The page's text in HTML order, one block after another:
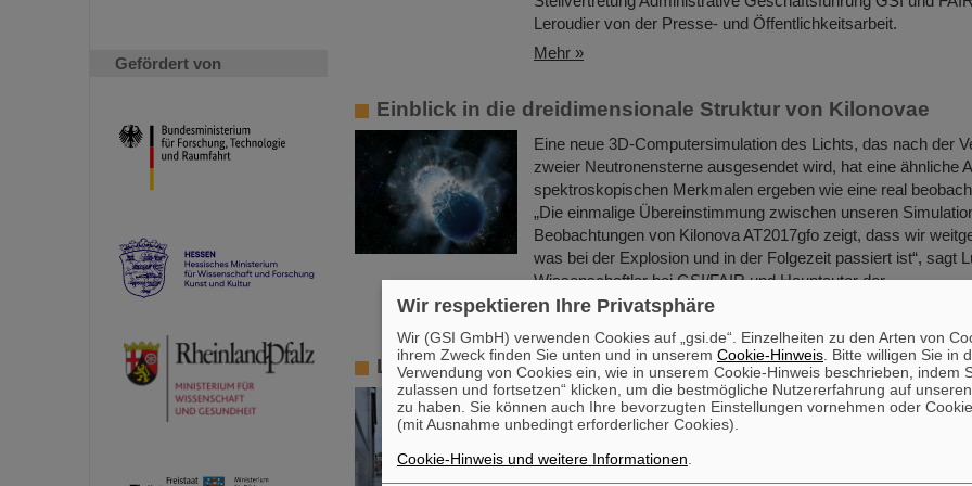
Gefördert von
Leroudier von der Presse- und Öffentlichkeitsarbeit.
Mehr »
Einblick in die dreidimensionale Struktur von Kilonovae
Eine neue 3D-Computersimulation des Lichts, das nach der
zweier Neutronensterne ausgesendet wird, hat eine ähnliche
spektroskopischen Merkmalen ergeben wie eine real
„Die einmalige Übereinstimmung zwischen unseren
Beobachtungen von Kilonova AT2017gfo zeigt, dass wir
was bei der Explosion und in der Folgezeit passiert ist“, sagt
Wissenschaftler bei GSI/FAIR und Hauptautor der…
Mehr »
LHCb sendet Geschenk an PANDA
Der außer Dienst gestellte Outer Tracker des LHCb-
brach zu einer einwöchigen Reise zu FAIR in Darmstadt,
untersuchen, wie subatomare Teilchen Materie aufbauen.
Wir respektieren Ihre Privatsphäre
Wir (GSI GmbH) verwenden Cookies auf „gsi.de“. Einzelheiten zu den Arten von
ihrem Zweck finden Sie unten und in unserem Cookie-Hinweis . Bitte willigen Sie in
Verwendung von Cookies ein, wie in unserem Cookie-Hinweis beschrieben, indem
zulassen und fortsetzen“ klicken, um die bestmögliche Nutzererfahrung auf
zu haben. Sie können auch Ihre bevorzugten Einstellungen vornehmen oder
(mit Ausnahme unbedingt erforderlicher Cookies).
Cookie-Hinweis und weitere Informationen